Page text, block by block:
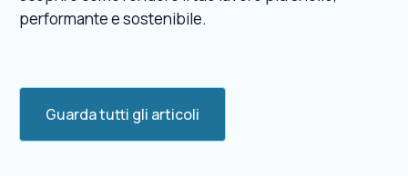
performante e sostenibile.
Guarda tutti gli articoli